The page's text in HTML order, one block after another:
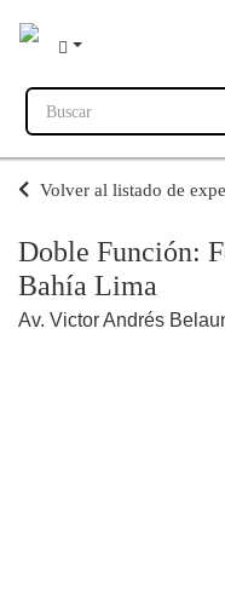
Buscar
Volver al listado de
Doble Función:
Bahía Lima
Av. Victor Andrés